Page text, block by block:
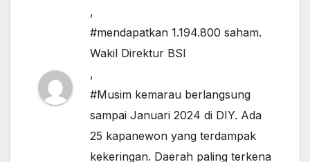
,
#mendapatkan 1.194.800 saham.
Wakil Direktur BSI
,
#Musim kemarau berlangsung
sampai Januari 2024 di DIY. Ada
25 kapanewon yang terdampak
kekeringan. Daerah paling terkena